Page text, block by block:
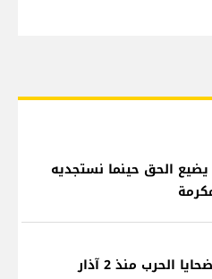
يضيع الحق حينما نستجديه
الحرب منذ 2 آذار